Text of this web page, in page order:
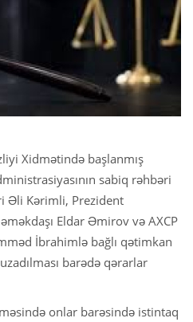
Xidmətində başlanmış
sabiq rəhbəri
Əli Kərimli, Prezident
Eldar Əmirov və AXCP
İbrahimlə bağlı qətimkan
barədə qərarlar
onlar barəsində istintaq